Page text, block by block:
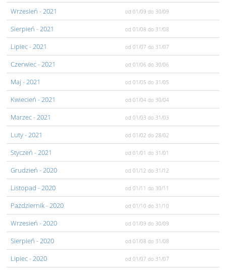
Wrzesień - 2021 od 01/09 do 30/09
Sierpień - 2021 od 01/08 do 31/08
Lipiec- 2021 od 01/07 do 31/07
Czerwiec- 2021 od 01/06 do 30/06
Maj - 2021 od 01/05 do 31/05
Kwiecień - 2021 od 01/04 do 30/04
Marzec- 2021 od 01/03 do 31/03
Luty- 2021 od 01/02 do 28/02
Styczeń - 2021 od 01/01 do 31/01
Grudzień - 2020 od 01/12 do 31/12
Listopad - 2020 od 01/11 do 30/11
Pażdziernik- 2020 od 01/10 do 31/10
Wrzesień - 2020 od 01/09 do 30/09
Sierpień - 2020 od 01/08 do 31/08
Lipiec- 2020 od 01/07 do 31/07